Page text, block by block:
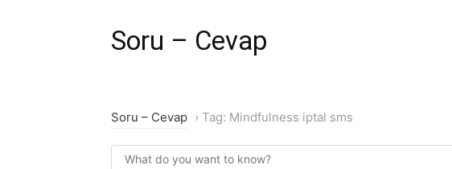
Soru – Cevap
Soru – Cevap › Tag: Mindfulness iptal sms